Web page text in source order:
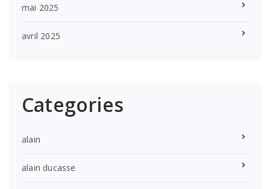
mai 2025
avril 2025
Categories
alain
alain ducasse